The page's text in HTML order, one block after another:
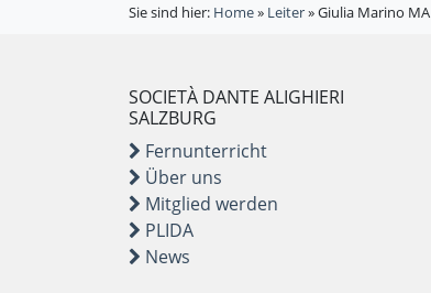
Sie sind hier: Home» Leiter»Giulia Marino MA
SOCIETÀ DANTE ALIGHIERI
SALZBURG
Fernunterricht
Über uns
Mitglied werden
PLIDA
News